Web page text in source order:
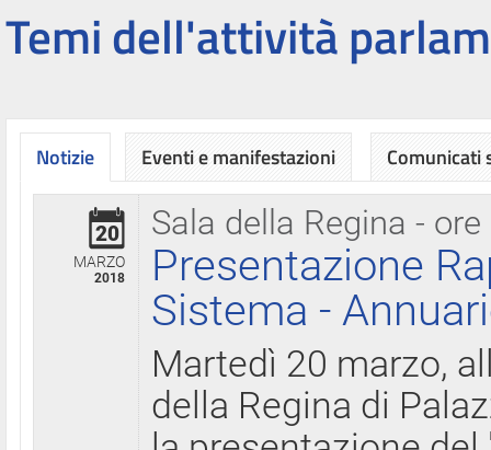
Temi dell'attività
Notizie
Sala della Regina - ore
20
MARZO
2018
Presentazione
Sistema -
Martedì 20 marzo,
della Regina di
Eventi e manifestazioni Comunicati